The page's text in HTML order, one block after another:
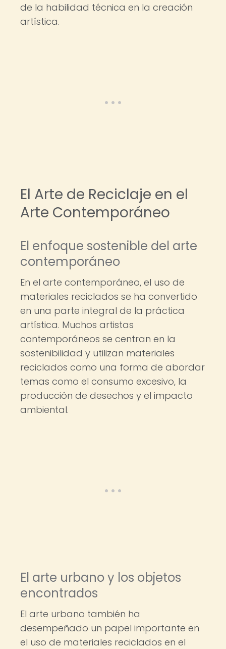
de la habilidad técnica en la creación
artística.
El Arte de Reciclaje en el
Arte Contemporáneo
El enfoque sostenible del arte
contemporáneo
En el arte contemporáneo, el uso de
materiales reciclados se ha convertido
en una parte integral de la práctica
artística. Muchos artistas
contemporáneos se centran en la
sostenibilidad y utilizan materiales
reciclados como una forma de abordar
temas como el consumo excesivo, la
producción de desechos y el impacto
ambiental.
El arte urbano y los objetos
encontrados
El arte urbano también ha
desempeñado un papel importante en
el uso de materiales reciclados en el